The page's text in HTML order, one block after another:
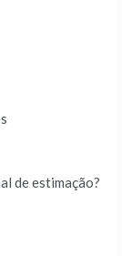
de estimação?